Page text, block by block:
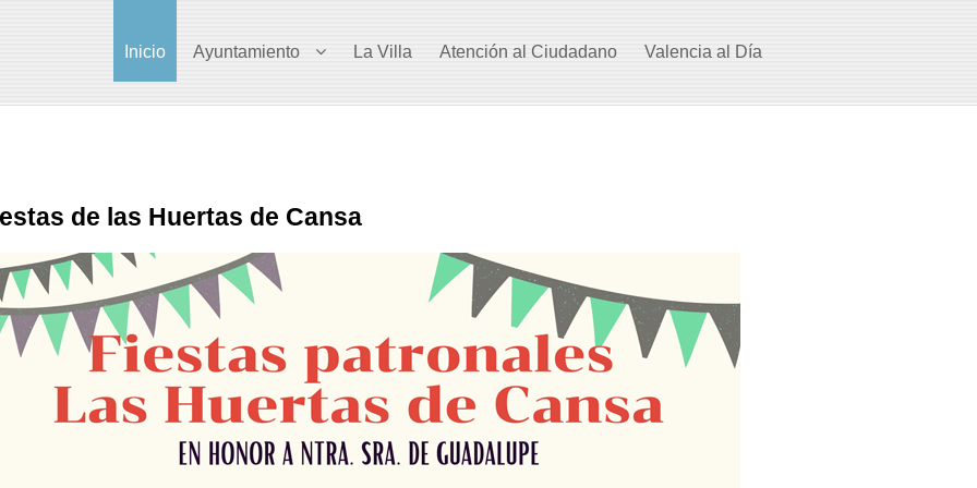
Inicio Ayuntamiento La Villa Atención al Ciudadano Valencia al Día
de las Huertas de Cansa